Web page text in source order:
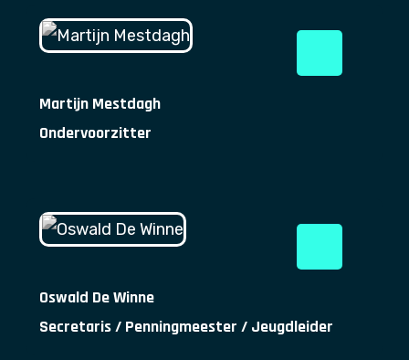
Martijn Mestdagh
Ondervoorzitter
Oswald De Winne
Secretaris / Penningmeester / Jeugdleider